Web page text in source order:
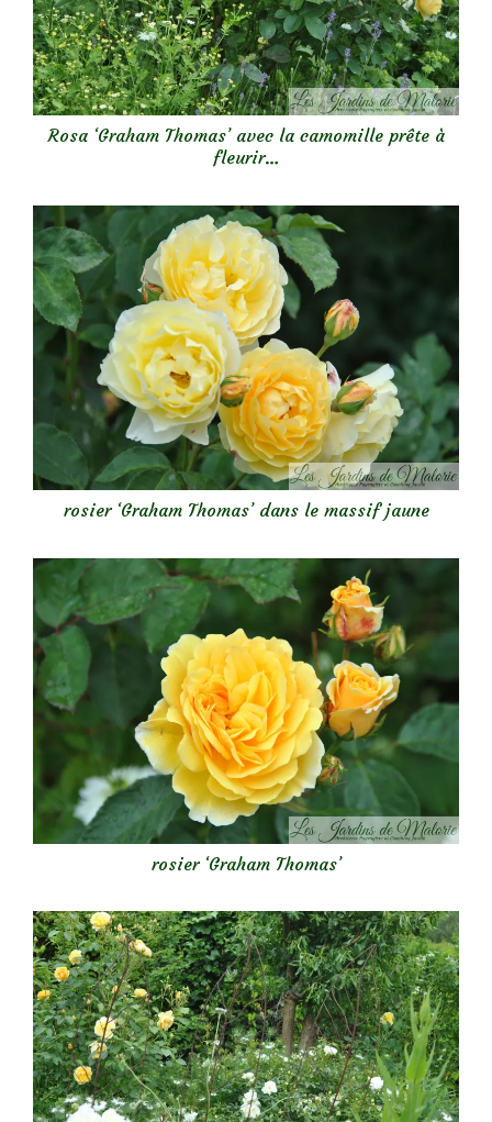
Rosa ‘Graham Thomas’ avec la camomille prête à
fleurir…
rosier ‘Graham Thomas’ dans le massif jaune
rosier ‘Graham Thomas’